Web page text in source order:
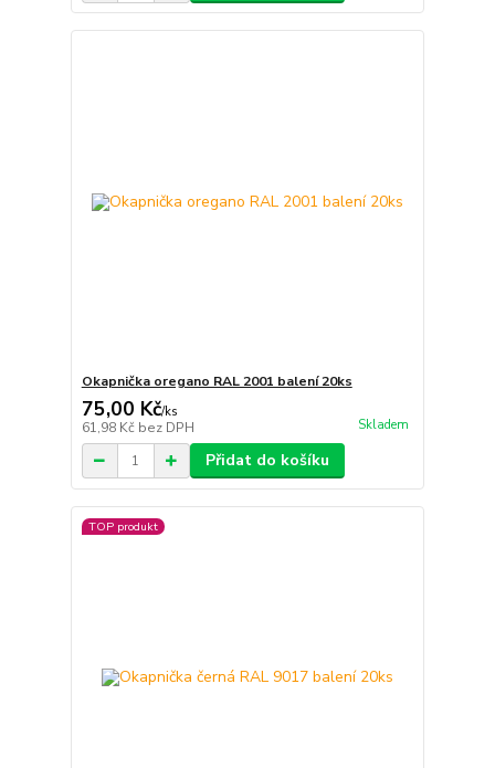
Okapnička oregano RAL 2001 balení 20ks
75,00 Kč/ks
61,98 Kč bez DPH Skladem
Přidat do košíku
TOP produkt